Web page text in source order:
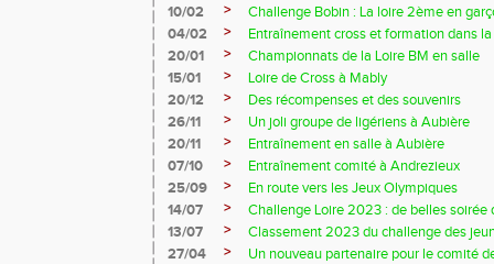
10/02
>
Challenge Bobin : La loire 2ème en
04/02
>
Entraînement cross et formation dans
20/01
>
Championnats de la Loire BM en salle
15/01
>
Loire de Cross à Mably
20/12
>
Des récompenses et des souvenirs
26/11
>
Un joli groupe de ligériens à Aubière
20/11
>
Entraînement en salle à Aubière
07/10
>
Entraînement comité à Andrezieux
25/09
>
En route vers les Jeux Olympiques
14/07
>
Challenge Loire 2023 : de belles soirée
13/07
>
Classement 2023 du challenge des
27/04
> Un nouveau partenaire pour le comité